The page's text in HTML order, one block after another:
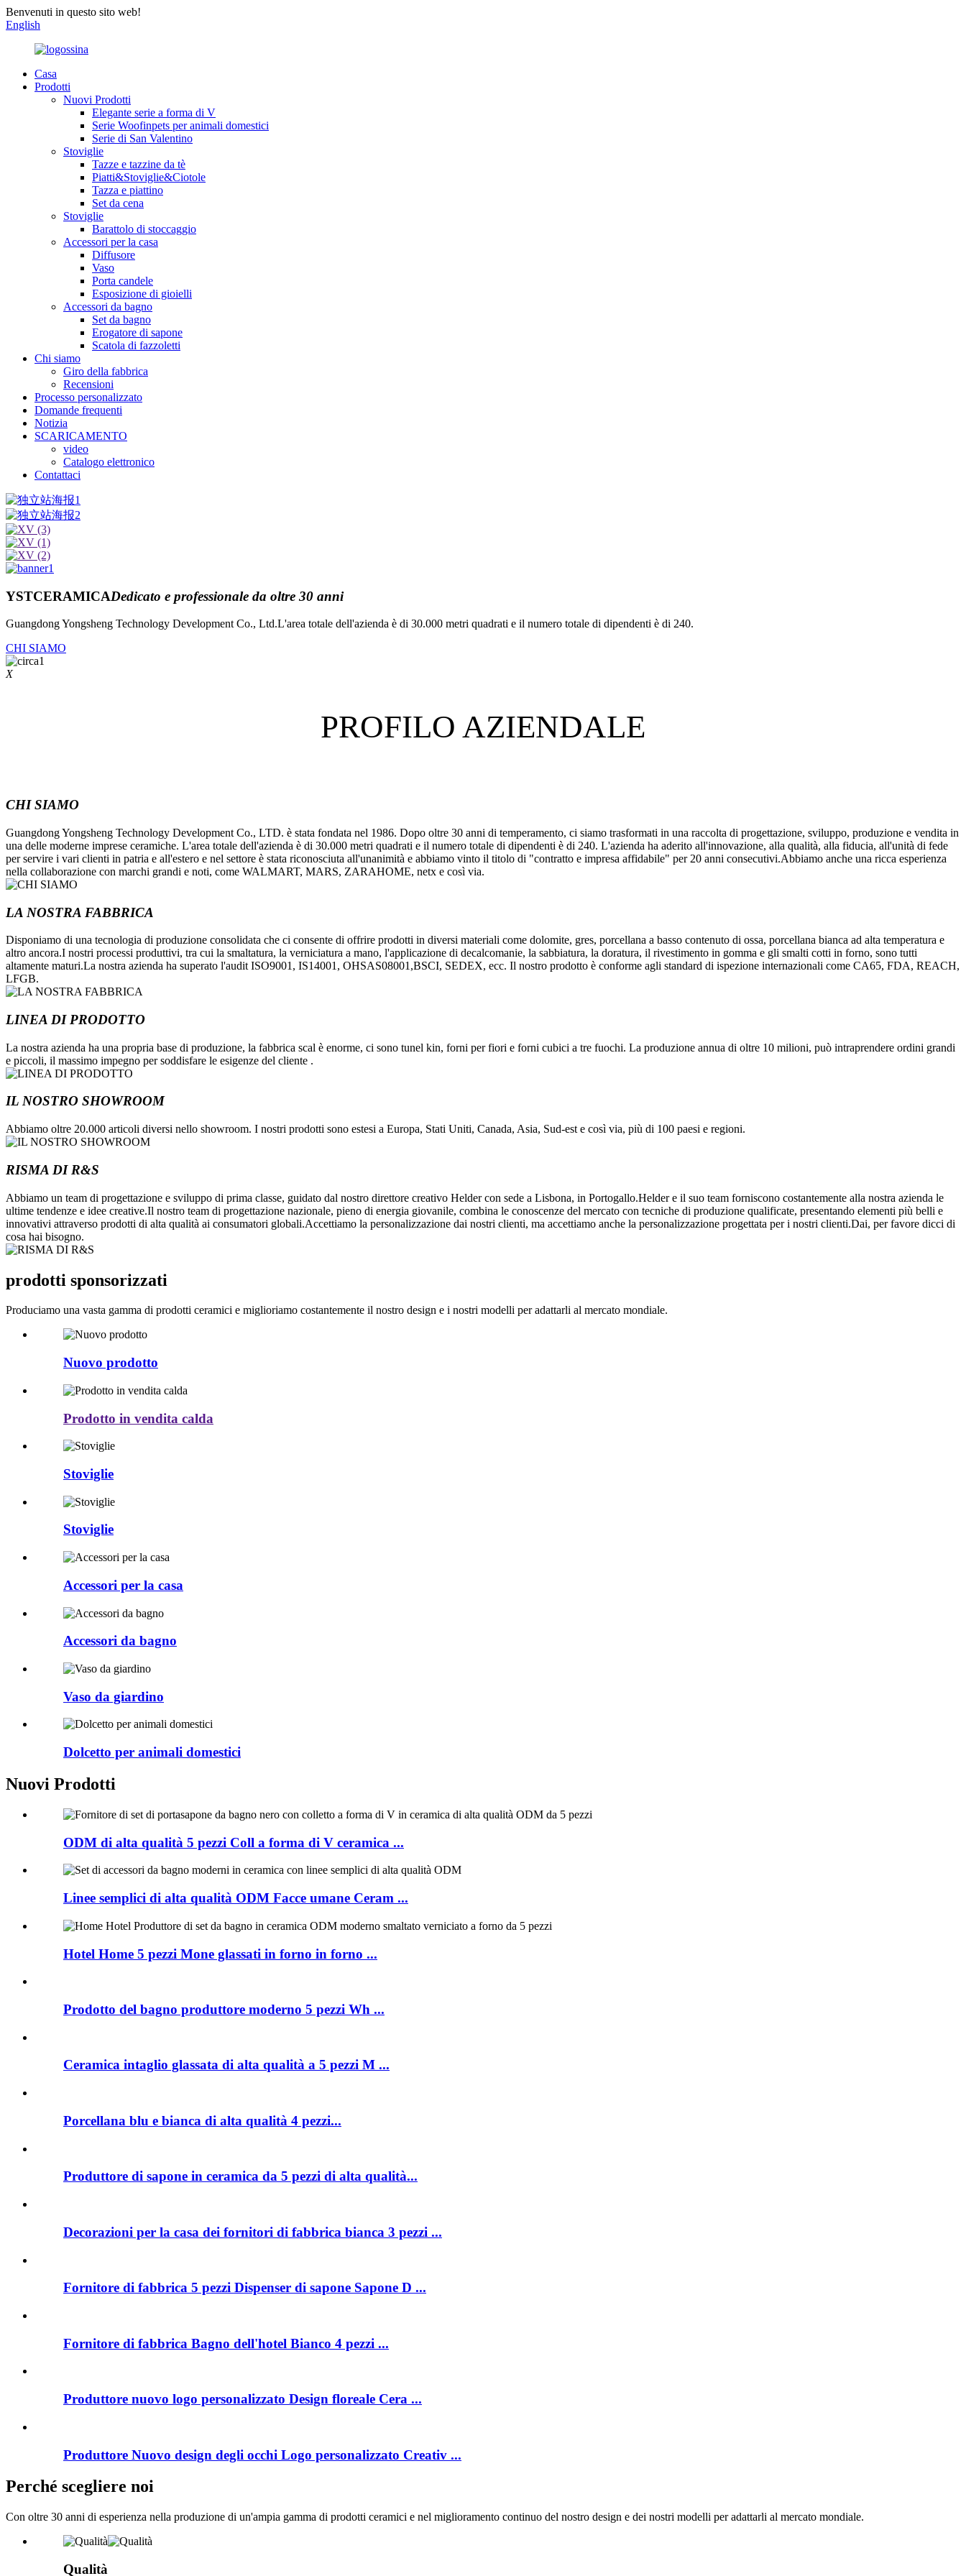
Benvenuti in questo sito web!
English
Casa
Prodotti
Nuovi Prodotti
Elegante serie a forma di V
Serie Woofinpets per animali domestici
Serie di San Valentino
Stoviglie
Tazze e tazzine da tè
Piatti&Stoviglie&Ciotole
Tazza e piattino
Set da cena
Stoviglie
Barattolo di stoccaggio
Accessori per la casa
Diffusore
Vaso
Porta candele
Esposizione di gioielli
Accessori da bagno
Set da bagno
Erogatore di sapone
Scatola di fazzoletti
Chi siamo
Giro della fabbrica
Recensioni
Processo personalizzato
Domande frequenti
Notizia
SCARICAMENTO
video
Catalogo elettronico
Contattaci
YSTCERAMICADedicato e professionale da oltre 30 anni
Guangdong Yongsheng Technology Development Co., Ltd.L'area totale dell'azienda è di 30.000 metri quadrati e il numero totale di dipendenti è di 240.
CHI SIAMO
X
PROFILO AZIENDALE
CHI SIAMO
Guangdong Yongsheng Technology Development Co., LTD. è stata fondata nel 1986. Dopo oltre 30 anni di temperamento, ci siamo trasformati in una raccolta di progettazione, sviluppo, produzione e vendita in
una delle moderne imprese ceramiche. L'area totale dell'azienda è di 30.000 metri quadrati e il numero totale di dipendenti è di 240. L'azienda ha aderito all'innovazione, alla qualità, alla fiducia, all'unità di fede
per servire i vari clienti in patria e all'estero e nel settore è stata riconosciuta all'unanimità e abbiamo vinto il titolo di "contratto e impresa affidabile" per 20 anni consecutivi.Abbiamo anche una ricca esperienza
nella collaborazione con marchi grandi e noti, come WALMART, MARS, ZARAHOME, netx e così via.
LA NOSTRA FABBRICA
Disponiamo di una tecnologia di produzione consolidata che ci consente di offrire prodotti in diversi materiali come dolomite, gres, porcellana a basso contenuto di ossa, porcellana bianca ad alta temperatura e
altro ancora.I nostri processi produttivi, tra cui la smaltatura, la verniciatura a mano, l'applicazione di decalcomanie, la sabbiatura, la doratura, il rivestimento in gomma e gli smalti cotti in forno, sono tutti
altamente maturi.La nostra azienda ha superato l'audit ISO9001, IS14001, OHSAS08001,BSCI, SEDEX, ecc. Il nostro prodotto è conforme agli standard di ispezione internazionali come CA65, FDA, REACH,
LFGB.
LINEA DI PRODOTTO
La nostra azienda ha una propria base di produzione, la fabbrica scal è enorme, ci sono tunel kin, forni per fiori e forni cubici a tre fuochi. La produzione annua di oltre 10 milioni, può intraprendere ordini grandi
e piccoli, il massimo impegno per soddisfare le esigenze del cliente .
IL NOSTRO SHOWROOM
Abbiamo oltre 20.000 articoli diversi nello showroom. I nostri prodotti sono estesi a Europa, Stati Uniti, Canada, Asia, Sud-est e così via, più di 100 paesi e regioni.
RISMA DI R&S
Abbiamo un team di progettazione e sviluppo di prima classe, guidato dal nostro direttore creativo Helder con sede a Lisbona, in Portogallo.Helder e il suo team forniscono costantemente alla nostra azienda le
ultime tendenze e idee creative.Il nostro team di progettazione nazionale, pieno di energia giovanile, combina le conoscenze del mercato con tecniche di produzione qualificate, presentando elementi più belli e
innovativi attraverso prodotti di alta qualità ai consumatori globali.Accettiamo la personalizzazione dai nostri clienti, ma accettiamo anche la personalizzazione progettata per i nostri clienti.Dai, per favore dicci di
cosa hai bisogno.
prodotti sponsorizzati
Produciamo una vasta gamma di prodotti ceramici e miglioriamo costantemente il nostro design e i nostri modelli per adattarli al mercato mondiale.
Nuovo prodotto
Prodotto in vendita calda
Stoviglie
Stoviglie
Accessori per la casa
Accessori da bagno
Vaso da giardino
Dolcetto per animali domestici
Nuovi Prodotti
ODM di alta qualità 5 pezzi Coll a forma di V ceramica ...
Linee semplici di alta qualità ODM Facce umane Ceram ...
Hotel Home 5 pezzi Mone glassati in forno in forno ...
Prodotto del bagno produttore moderno 5 pezzi Wh ...
Ceramica intaglio glassata di alta qualità a 5 pezzi M ...
Porcellana blu e bianca di alta qualità 4 pezzi...
Produttore di sapone in ceramica da 5 pezzi di alta qualità...
Decorazioni per la casa dei fornitori di fabbrica bianca 3 pezzi ...
Fornitore di fabbrica 5 pezzi Dispenser di sapone Sapone D ...
Fornitore di fabbrica Bagno dell'hotel Bianco 4 pezzi ...
Produttore nuovo logo personalizzato Design floreale Cera ...
Produttore Nuovo design degli occhi Logo personalizzato Creativ ...
Perché scegliere noi
Con oltre 30 anni di esperienza nella produzione di un'ampia gamma di prodotti ceramici e nel miglioramento continuo del nostro design e dei nostri modelli per adattarli al mercato mondiale.
Qualità